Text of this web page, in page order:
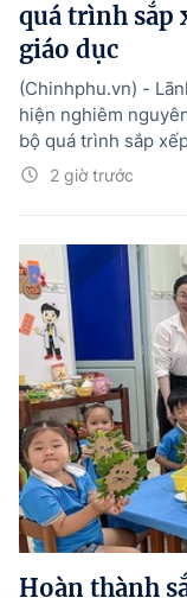
quá trình sắp
giáo dục
2 giờ trước
(Chinhphu.vn) -
hiện nghiêm
bộ quá trình sắp
Hoàn thành